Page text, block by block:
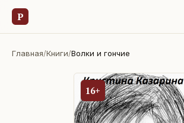
Р
Главная/Книги/Волки и гончие
16+